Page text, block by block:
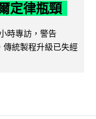
定律瓶頸
時專訪，警告
統製程升級已失經